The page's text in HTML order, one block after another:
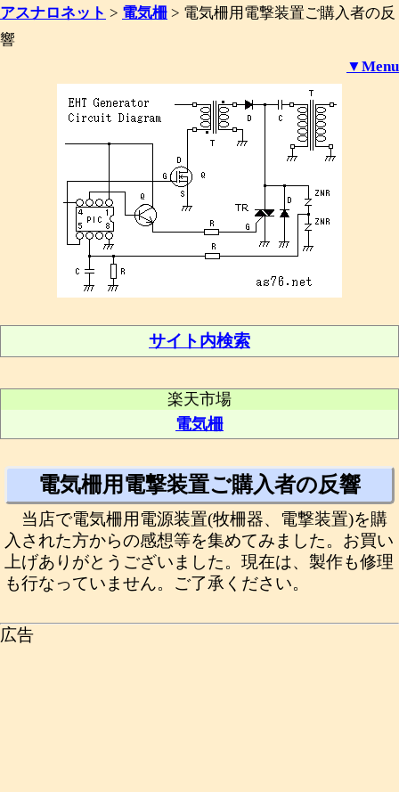
アスナロネット > 電気柵 > 電気柵用電撃装置ご購入者の反
響
▼Menu
サイト内検索
楽天市場
電気柵
電気柵用電撃装置ご購入者の反響
当店で電気柵用電源装置(牧柵器、電撃装置)を購
入された方からの感想等を集めてみました。お買い
上げありがとうございました。現在は、製作も修理
も行なっていません。ご了承ください。
広告